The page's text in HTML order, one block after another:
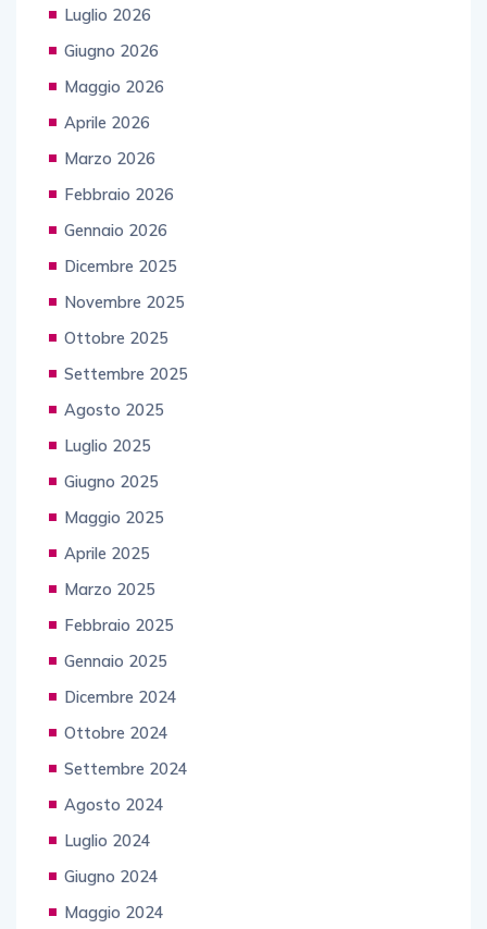
Luglio 2026
Giugno 2026
Maggio 2026
Aprile 2026
Marzo 2026
Febbraio 2026
Gennaio 2026
Dicembre 2025
Novembre 2025
Ottobre 2025
Settembre 2025
Agosto 2025
Luglio 2025
Giugno 2025
Maggio 2025
Aprile 2025
Marzo 2025
Febbraio 2025
Gennaio 2025
Dicembre 2024
Ottobre 2024
Settembre 2024
Agosto 2024
Luglio 2024
Giugno 2024
Maggio 2024